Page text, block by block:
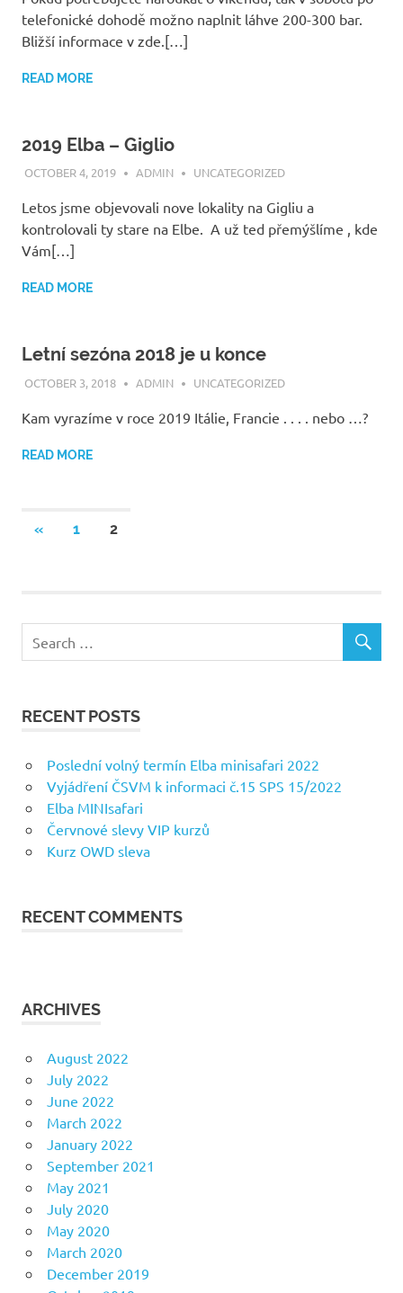
telefonické dohodě možno naplnit láhve 200-300 bar.
Bližší informace v zde.[…]
READ MORE
2019 Elba – Giglio
OCTOBER 4, 2019 ADMIN UNCATEGORIZED
Letos jsme objevovali nove lokality na Gigliu a
kontrolovali ty stare na Elbe. A už ted přemýšlíme , kde
Vám[…]
READ MORE
Letní sezóna 2018 je u konce
OCTOBER 3, 2018 ADMIN UNCATEGORIZED
Kam vyrazíme v roce 2019 Itálie, Francie . . . . nebo …?
READ MORE
« PREVIOUS
1 2
RECENT POSTS
Poslední volný termín Elba minisafari 2022
Vyjádření ČSVM k informaci č.15 SPS 15/2022
Elba MINIsafari
Červnové slevy VIP kurzů
Kurz OWD sleva
RECENT COMMENTS
ARCHIVES
August 2022
July 2022
June 2022
March 2022
January 2022
September 2021
May 2021
July 2020
May 2020
March 2020
December 2019